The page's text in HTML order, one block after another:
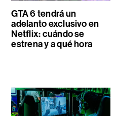
GTA 6 tendrá un
adelanto exclusivo en
Netflix: cuándo se
estrena y a qué hora